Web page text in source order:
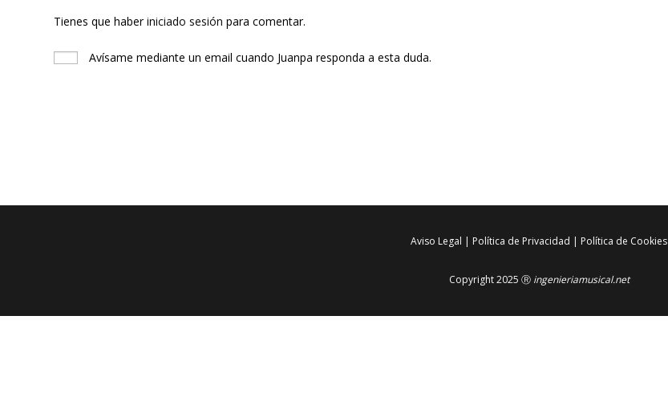
Tienes que haberiniciado sesión para comentar.
Avísame mediante un email cuando Juanpa responda a esta duda.
Aviso Legal | Política de Privacidad | Política de Cookies
Copyright 2025 Ⓡ ingenieriamusical.net